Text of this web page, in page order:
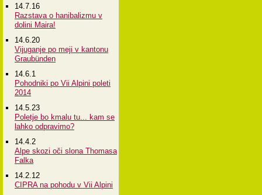
14.7.16
Razstava o hanibalizmu v
dolini Maira!
14.6.20
Vijuganje po meji v kantonu
Graubünden
14.6.1
Pohodniki po Vii Alpini poleti
2014
14.5.23
Poletje bo kmalu tu... kam se
lahko odpravimo?
14.4.2
Alpe skozi oči slona Thomasa
Falka
14.2.12
CIPRA na pohodu v Vii Alpini